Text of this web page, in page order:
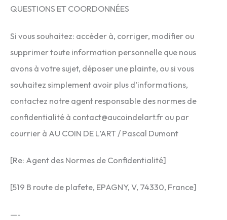
QUESTIONS ET COORDONNÉES
Si vous souhaitez: accéder à, corriger, modifier ou
supprimer toute information personnelle que nous
avons à votre sujet, déposer une plainte, ou si vous
souhaitez simplement avoir plus d’informations,
contactez notre agent responsable des normes de
confidentialité à contact@aucoindelart.fr ou par
courrier à AU COIN DE L’ART / Pascal Dumont
[Re: Agent des Normes de Confidentialité]
[519 B route de plafete, EPAGNY, V, 74330, France]
—-